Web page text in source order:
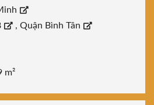
, Quận Bình Tân
m²